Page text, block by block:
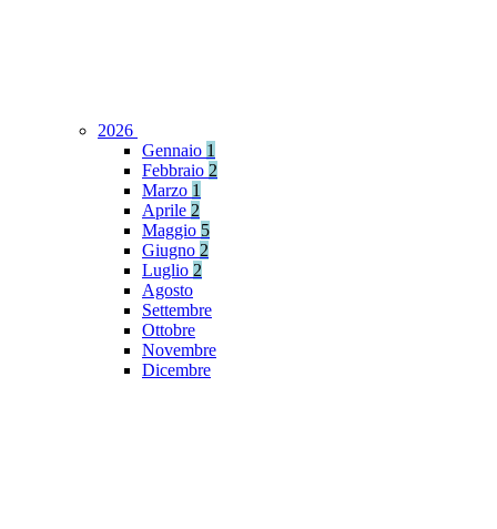
2026
Gennaio 1
Febbraio 2
Marzo 1
Aprile 2
Maggio 5
Giugno 2
Luglio 2
Agosto
Settembre
Ottobre
Novembre
Dicembre